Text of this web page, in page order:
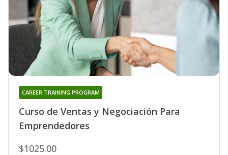
Curso de Ventas y Negociación Para
Emprendedores
CAREER TRAINING PROGRAM
$1025.00